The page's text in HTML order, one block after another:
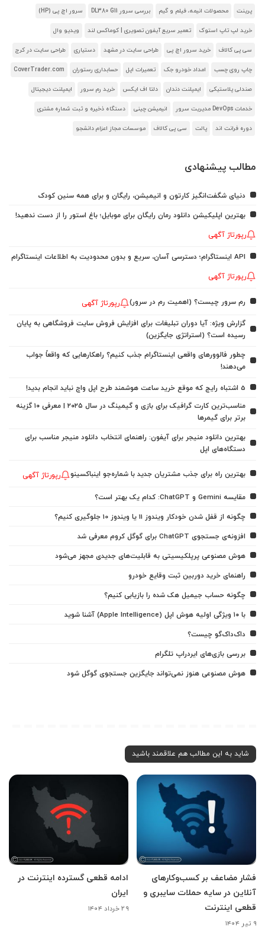
پرینت محصولات انیمه، فیلم و گیم بررسی سرور DL380 G11 سرور اچ پی (HP)
خرید لپ تاپ استوک تعمیر سریع آیفون تصویری | کوماکس لند ویدیو وال
سی پی کالاف خرید سرور اچ پی طراحی سایت در مشهد دستیاری طراحی سایت در کرج
چاپ روی چسب امداد خودرو جک تعمیرات اپل حسابداری رستوران CoverTrader.com
صندلی پلاستیکی ایمپلنت دندان دلتا اف ایکس خرید رم سرور ایمپلنت دیجیتال
خدمات DevOps مدیریت سرور انیمیشن چینی دستگاه ذخیره و ثبت شماره مشتری
دوره فرانت اند پالت سی پی کالاف موسسات مجاز اعزام دانشجو
مطالب پیشنهادی
دنیای شگفت‌انگیز کارتون و انیمیشن، رایگان و برای همه سنین کودک
بهترین اپلیکیشن دانلود رمان رایگان برای موبایل؛ باغ استور را از دست ندهید!
رپورتاژ آگهی
API اینستاگرام؛ دسترسی آسان، سریع و بدون محدودیت به اطلاعات اینستاگرام
رپورتاژ آگهی
رم سرور چیست؟ (اهمیت رم در سرور) رپورتاژ آگهی
گزارش ویژه: آیا دوران تبلیغات برای افزایش فروش سایت فروشگاهی به پایان
رسیده است؟ (استراتژی جایگزین)
چطور فالوورهای واقعی اینستاگرام جذب کنیم؟ راهکارهایی که واقعاً جواب
می‌دهند!
5 اشتباه رایج که موقع خرید ساعت هوشمند طرح اپل واچ نباید انجام بدید!
مناسب‌ترین کارت گرافیک برای بازی و گیمینگ در سال ۲۰۲۵ | معرفی ۱۰ گزینه
برتر برای گیمرها
بهترین دانلود منیجر برای آیفون: راهنمای انتخاب دانلود منیجر مناسب برای
دستگاه‌های اپل
بهترین راه برای جذب مشتریان جدید با شماره‌جو اینباکسینو رپورتاژ آگهی
مقایسه Gemini و ChatGPT: کدام یک بهتر است؟
چگونه از قفل شدن خودکار ویندوز 11 یا ویندوز 10 جلوگیری کنیم؟
افزونه‌ی جستجوی ChatGPT برای گوگل کروم معرفی شد
هوش مصنوعی پرپلکیسیتی به قابلیت‌های جدیدی مجهز می‌شود
راهنمای خرید دوربین ثبت وقایع خودرو
چگونه حساب جیمیل هک شده را بازیابی کنیم؟
با ۱۰ ویژگی اولیه هوش اپل (Apple Intelligence) آشنا شوید
داک‌داک‌گو چیست؟
بررسی بازی‌های ایردراپ تلگرام
هوش مصنوعی هنوز نمی‌تواند جایگزین جستجوی گوگل شود
شاید به این مطالب هم علاقمند باشید
فشار مضاعف بر کسب‌وکارهای
آنلاین در سایه حملات سایبری و
قطعی اینترنت
۹ تیر ۱۴۰۴
ادامه قطعی گسترده اینترنت در
ایران
۲۹ خرداد ۱۴۰۴